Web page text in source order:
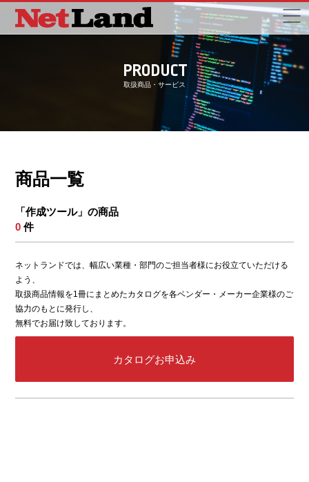
PRODUCT
取扱商品・サービス
商品一覧
「作成ツール」の商品
0 件
ネットランドでは、幅広い業種・部門のご担当者様にお役立ていただける
よう、
取扱商品情報を1冊にまとめたカタログを各ベンダー・メーカー企業様のご
協力のもとに発行し、
無料でお届け致しております。
カタログお申込み